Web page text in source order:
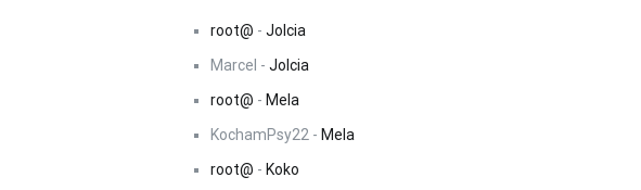
root@ - Jolcia
Marcel - Jolcia
root@ - Mela
KochamPsy22 - Mela
root@ - Koko